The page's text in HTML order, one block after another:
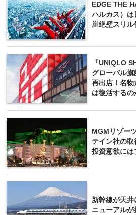
EDGE THE
ハルカス）
崖絶壁スリル
『UNIQLO
グローバル
再出店！名
は復活するの
MGMリゾー
テイン社の
投資意欲には
新幹線が天
ニューアルが